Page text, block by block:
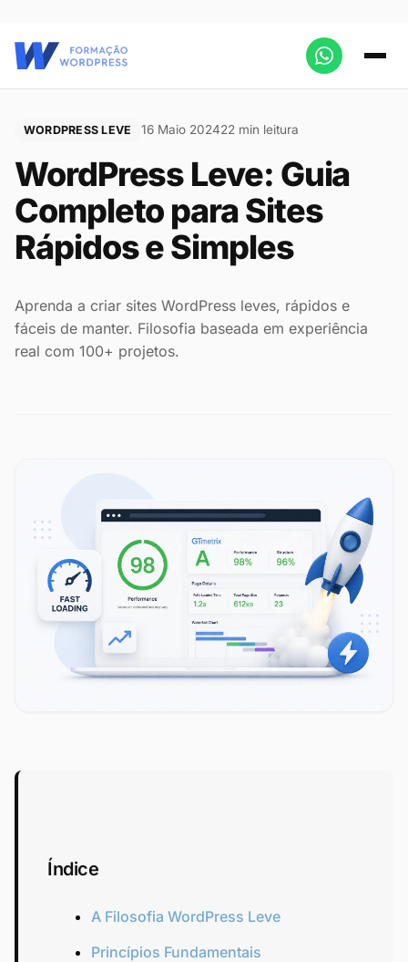
WORDPRESS LEVE 16 Maio 202422 min leitura
WordPress Leve: Guia
Completo para Sites
Rápidos e Simples
Aprenda a criar sites WordPress leves, rápidos e
fáceis de manter. Filosofia baseada em experiência
real com 100+ projetos.
Índice
A Filosofia WordPress Leve
Princípios Fundamentais